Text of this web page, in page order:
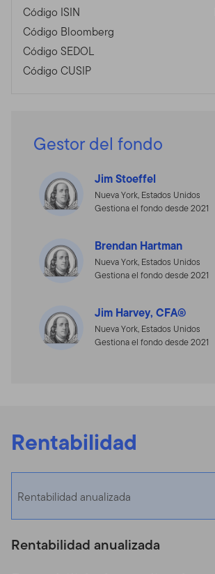
Código ISIN
Código Bloomberg
Código SEDOL
Código CUSIP
Gestor del fondo
Jim Stoeffel
Nueva York, Estados Unidos
Gestiona el fondo desde 2021
Brendan Hartman
Nueva York, Estados Unidos
Gestiona el fondo desde 2021
Jim Harvey, CFA®
Nueva York, Estados Unidos
Gestiona el fondo desde 2021
Rentabilidad
Rentabilidad anualizada
Rentabilidad anualizada